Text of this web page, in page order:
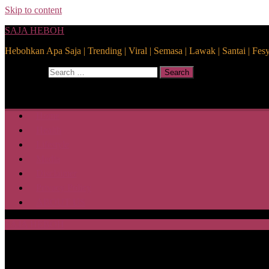
Skip to content
SAJA HEBOH
Hebohkan Apa Saja | Trending | Viral | Semasa | Lawak | Santai |
Search